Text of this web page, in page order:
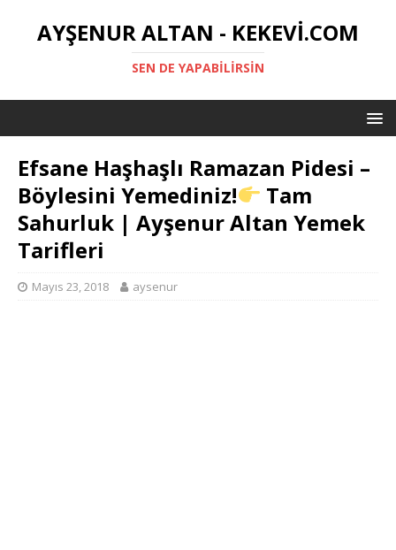
AYŞENUR ALTAN - KEKEVI.COM
SEN DE YAPABILIRSIN
Efsane Haşhaşlı Ramazan Pidesi –
Böylesini Yemediniz!
Tam
Sahurluk | Ayşenur Altan Yemek
Tarifleri
Mayıs 23, 2018 aysenur